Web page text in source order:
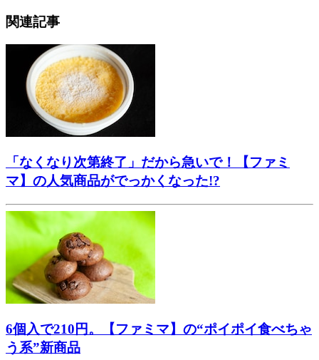
関連記事
「なくなり次第終了」だから急いで！【ファミ
マ】の人気商品がでっかくなった!?
6個入で210円。【ファミマ】の“ポイポイ食べちゃ
う系”新商品